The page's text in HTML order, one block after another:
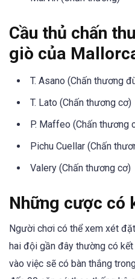
Cầu thủ chấn
giò của
T. Asano (Chấn thương
T. Lato (Chấn thương cơ)
P. Maffeo (Chấn thương
Pichu Cuellar (Chấn
Valery (Chấn thương cơ)
Những cược có
Người chơi có thể xem xét
hai đội gần đây thường có
vào việc sẽ có bàn thắng